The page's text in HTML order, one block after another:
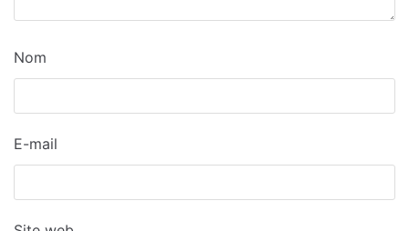
Nom
E-mail